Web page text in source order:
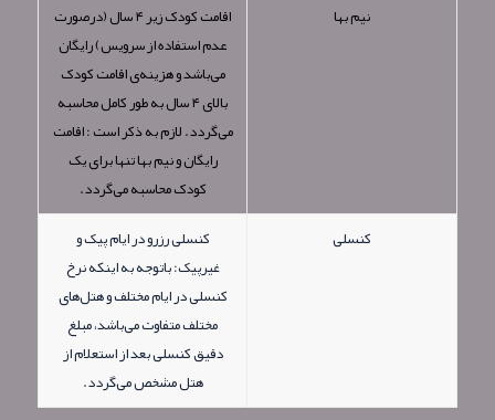
نیم بها
اقامت کودک زیر ۴ سال (درصورت
عدم استفاده از سرویس) رایگان
می‌باشد و هزینه‌ی اقامت کودک
بالای ۴ سال به طور کامل محاسبه
می‌گردد. لازم به ذکر است : اقامت
رایگان و نیم بها تنها برای یک
کودک محاسبه می‌گردد.
کنسلی
کنسلی رزرو در ایام پیک و
غیرپیک: باتوجه به اینکه نرخ
کنسلی در ایام مختلف و هتل‌های
مختلف متفاوت می‌باشد، مبلغ
دقیق کنسلی بعد از استعلام از
هتل مشخص می‌گردد.